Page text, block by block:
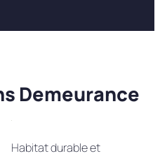
Demeurance
Habitat durable et